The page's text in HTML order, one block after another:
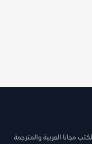
مجانا العربية والمترجمة